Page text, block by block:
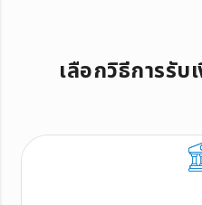
เลือกวิธีการรับ